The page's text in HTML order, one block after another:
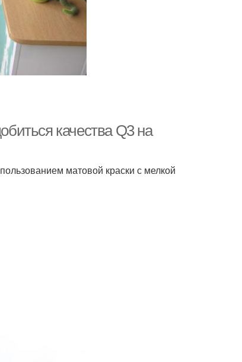
качества Q3 на
матовой краски с мелкой